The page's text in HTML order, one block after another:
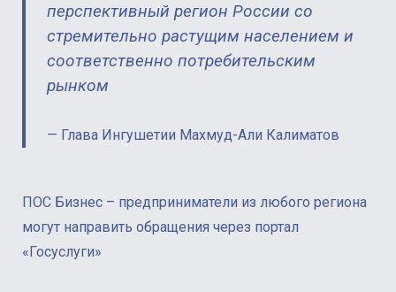
перспективный регион России со
стремительно растущим населением и
соответственно потребительским
рынком
Глава Ингушетии Махмуд-Али Калиматов
ПОС Бизнес – предприниматели из любого региона
могут направить обращения через портал
«Госуслуги»